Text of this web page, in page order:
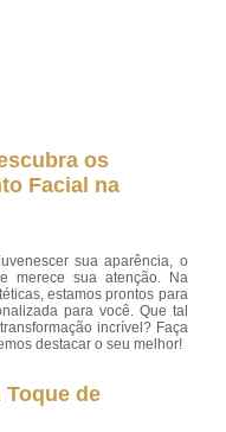
os
Facial na
sua aparência, o
merece sua atenção. Na
estamos prontos para
para você. Que tal
incrível? Faça
destacar o seu melhor!
de